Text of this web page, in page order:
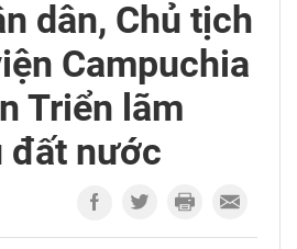
dân, Chủ tịch
Campuchia
Triển lãm
đất nước